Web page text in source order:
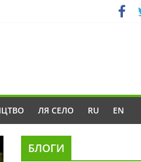
ЛЯ СЕЛО RU EN
БЛОГИ